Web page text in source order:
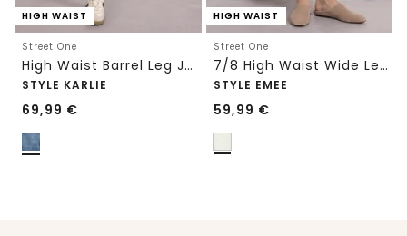
HIGH WAIST
Street One
High Waist Barrel Leg Jeans im Loose Fit
STYLE KARLIE
69,99 €
HIGH WAIST
Street One
7/8 High Waist Wide Leg Jeans im Loose Fit
STYLE EMEE
59,99 €